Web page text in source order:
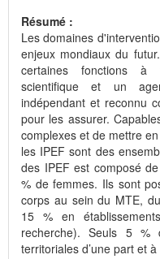
Résumé :
Les domaines
enjeux mondiaux du
certaines fonctions à
scientifique et un
indépendant et reconnu
pour les assurer.
complexes et de mettre
les IPEF sont des
des IPEF est composé
% de femmes. Ils sont
corps au sein du MTE,
15 % en
recherche). Seuls 5 %
territoriales d’une part et